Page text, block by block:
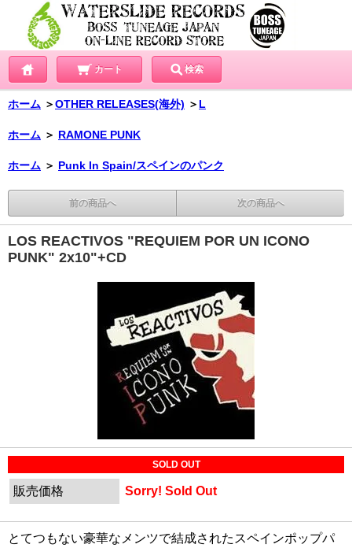
カート 検索
ホーム ＞OTHER RELEASES(海外) ＞ L
ホーム ＞ RAMONE PUNK
ホーム ＞ Punk In Spain/スペインのパンク
前の商品へ 次の商品へ
LOS REACTIVOS "REQUIEM POR UN ICONO
PUNK" 2x10"+CD
SOLD OUT
販売価格 Sorry! Sold Out
とてつもない豪華なメンツで結成されたスペインポップパ